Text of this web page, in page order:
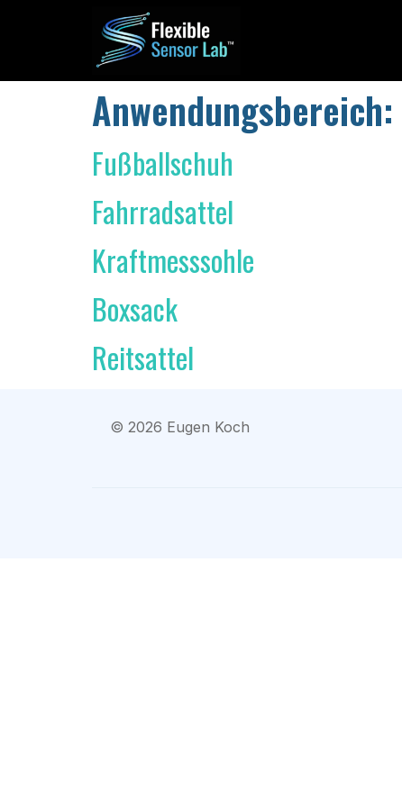
Anwendungsbereich:
Fußballschuh
Fahrradsattel
Kraftmesssohle
Boxsack
Reitsattel
© 2026 Eugen Koch